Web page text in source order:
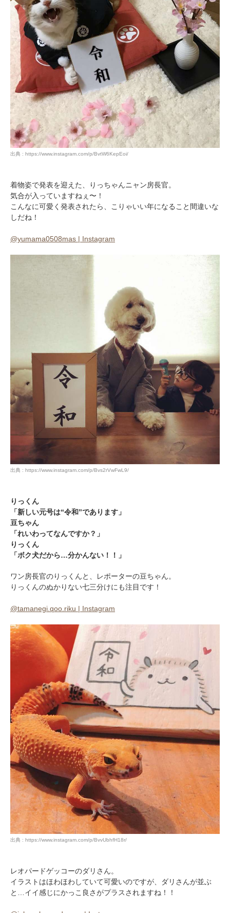
出典 : https://www.instagram.com/p/BvtW6KepEoi/
着物姿で発表を迎えた、りっちゃんニャン房長官。
気合が入っていますねぇ〜！
こんなに可愛く発表されたら、こりゃいい年になること間違いな
しだね！
@yumama0508mas | Instagram
出典 : https://www.instagram.com/p/Bvs2rVwFwL9/
りっくん
「新しい元号は“令和”であります」
豆ちゃん
「れいわってなんですか？」
りっくん
「ボク犬だから…分かんない！！」
ワン房長官のりっくんと、レポーターの豆ちゃん。
りっくんのぬかりない七三分けにも注目です！
@tamanegi.qoo.riku | Instagram
出典 : https://www.instagram.com/p/BvvUbhfH18r/
レオパードゲッコーのダリさん。
イラストはほわほわしていて可愛いのですが、ダリさんが並ぶ
と…イイ感じにかっこ良さがプラスされますね！！